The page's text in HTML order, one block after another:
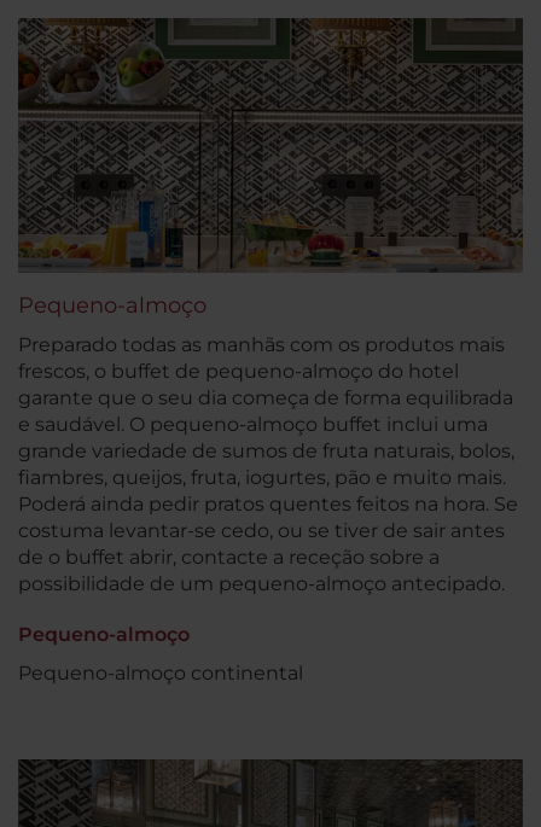
Pequeno-almoço
Preparado todas as manhãs com os produtos mais
frescos, o buffet de pequeno-almoço do hotel
garante que o seu dia começa de forma equilibrada
e saudável. O pequeno-almoço buffet inclui uma
grande variedade de sumos de fruta naturais, bolos,
fiambres, queijos, fruta, iogurtes, pão e muito mais.
Poderá ainda pedir pratos quentes feitos na hora. Se
costuma levantar-se cedo, ou se tiver de sair antes
de o buffet abrir, contacte a receção sobre a
possibilidade de um pequeno-almoço antecipado.
Pequeno-almoço
Pequeno-almoço continental